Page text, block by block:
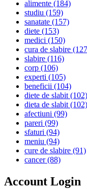
alimente (184)
studiu (159)
sanatate (157)
diete (153)
medici (150)
cura de slabire
slabire (116)
corp (106)
experti (105)
beneficii (104)
diete de slabit(102)
dieta de slabit(102)
afectiuni (99)
pareri (99)
sfaturi (94)
meniu (94)
cure de slabire (91)
cancer(88)
Account Login